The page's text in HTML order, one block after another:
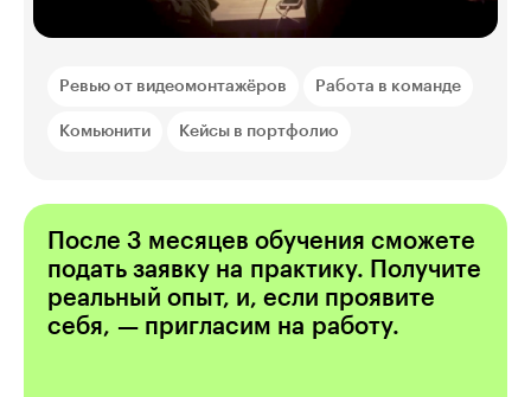
Ревью от видеомонтажёров Работа в команде
Комьюнити Кейсы в портфолио
После 3 месяцев обучения сможете
подать заявку на практику. Получите
реальный опыт, и, если проявите
себя, — пригласим на работу.